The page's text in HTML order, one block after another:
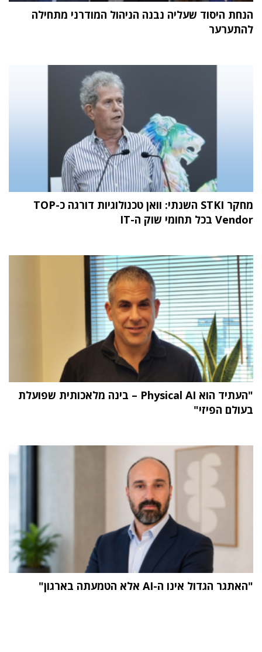
הנחת היסוד שעליה נבנה הניהול המודרני מתחילה
להתערער
מחקר STKI השנתי: וואן טכנולוגיות דורגה כ-TOP
Vendor בכל תחומי שוק ה-IT
"העתיד הוא Physical AI – בינה מלאכותית שפועלת
בעולם הפיזי"
"האתגר הגדול אינו ה-AI אלא הטמעתה בארגון"